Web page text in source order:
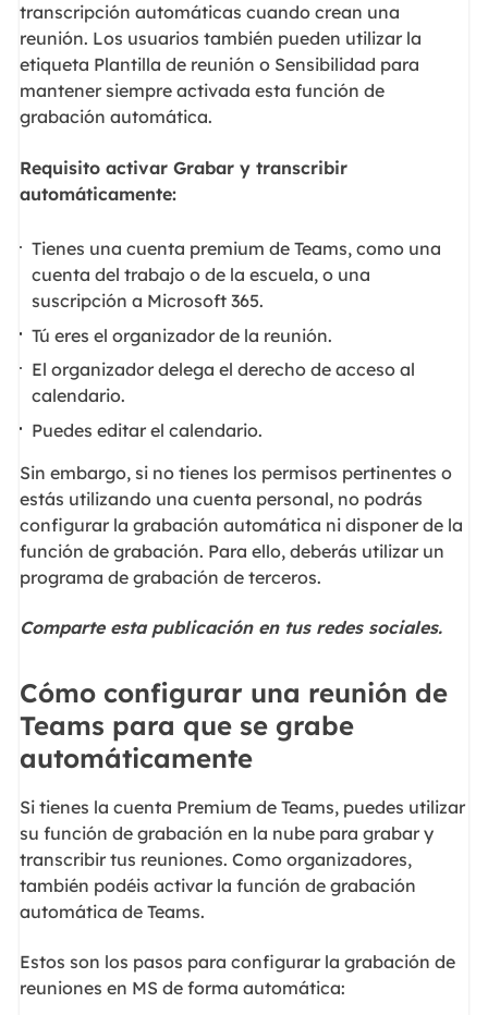
transcripción automáticas cuando crean una
reunión. Los usuarios también pueden utilizar la
etiqueta Plantilla de reunión o Sensibilidad para
mantener siempre activada esta función de
grabación automática.
Requisito activar Grabar y transcribir
automáticamente:
Tienes una cuenta premium de Teams, como una
cuenta del trabajo o de la escuela, o una
suscripción a Microsoft 365.
Tú eres el organizador de la reunión.
El organizador delega el derecho de acceso al
calendario.
Puedes editar el calendario.
Sin embargo, si no tienes los permisos pertinentes o
estás utilizando una cuenta personal, no podrás
configurar la grabación automática ni disponer de la
función de grabación. Para ello, deberás utilizar un
programa de grabación de terceros.
Comparte esta publicación en tus redes sociales.
Cómo configurar una reunión de
Teams para que se grabe
automáticamente
Si tienes la cuenta Premium de Teams, puedes utilizar
su función de grabación en la nube para grabar y
transcribir tus reuniones. Como organizadores,
también podéis activar la función de grabación
automática de Teams.
Estos son los pasos para configurar la grabación de
reuniones en MS de forma automática: